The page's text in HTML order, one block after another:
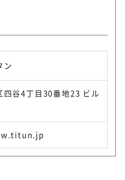
ン
四谷4丁目30番地23 ビル